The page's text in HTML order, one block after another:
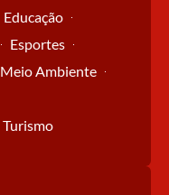
Educação
Esportes
Meio Ambiente
Turismo